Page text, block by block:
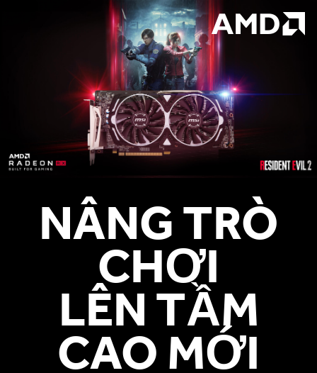
NÂNG TRÒ
CHƠI
LÊN TẦM
CAO MỚI